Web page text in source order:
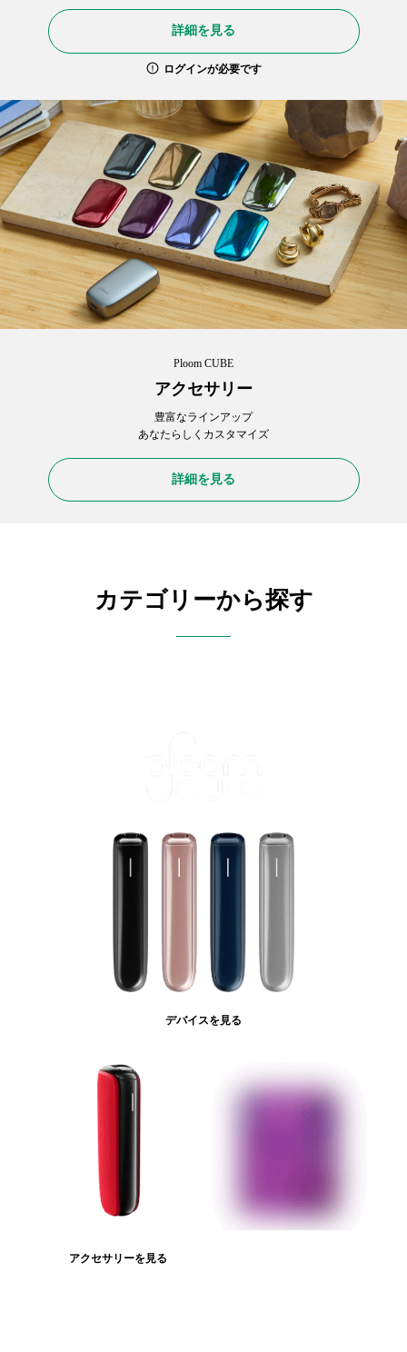
詳細を見る
ログインが必要です
Ploom CUBE
アクセサリー
豊富なラインアップ
あなたらしくカスタマイズ
詳細を見る
カテゴリーから探す
デバイスを見る
アクセサリーを見る